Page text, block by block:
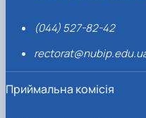
(044) 527-82-42
Приймальна комісія